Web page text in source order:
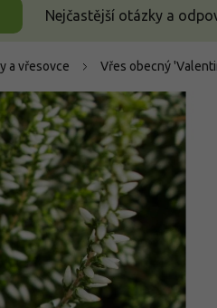
Nejčastější otázky a
a vřesovce Vřes obecný